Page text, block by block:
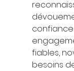
fiables,
besoins